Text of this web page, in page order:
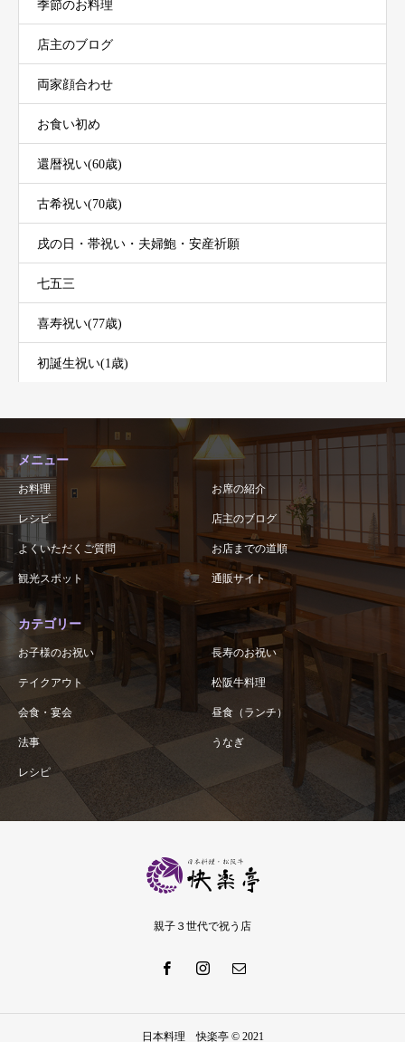
季節のお料理
店主のブログ
両家顔合わせ
お食い初め
還暦祝い(60歳)
古希祝い(70歳)
戌の日・帯祝い・夫婦鮑・安産祈願
七五三
喜寿祝い(77歳)
初誕生祝い(1歳)
メニュー
お料理 お席の紹介
レシピ 店主のブログ
よくいただくご質問 お店までの道順
観光スポット 通販サイト
カテゴリー
お子様のお祝い 長寿のお祝い
テイクアウト 松阪牛料理
会食・宴会 昼食（ランチ）
法事 うなぎ
レシピ
親子３世代で祝う店
日本料理 快楽亭 © 2021